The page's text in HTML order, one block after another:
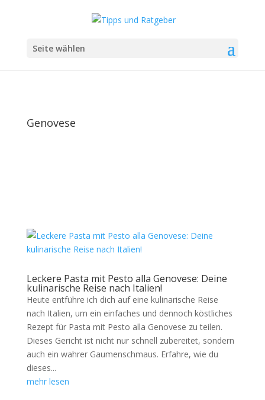
Seite wählen
Genovese
Leckere Pasta mit Pesto alla Genovese: Deine
kulinarische Reise nach Italien!
Heute entführe ich dich auf eine kulinarische Reise
nach Italien, um ein einfaches und dennoch köstliches
Rezept für Pasta mit Pesto alla Genovese zu teilen.
Dieses Gericht ist nicht nur schnell zubereitet, sondern
auch ein wahrer Gaumenschmaus. Erfahre, wie du
dieses...
mehr lesen